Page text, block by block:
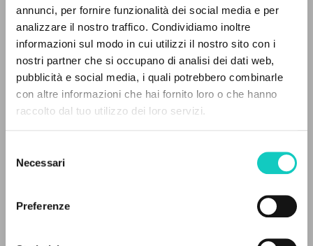
annunci, per fornire funzionalità dei social media e per
analizzare il nostro traffico. Condividiamo inoltre
informazioni sul modo in cui utilizzi il nostro sito con i
nostri partner che si occupano di analisi dei dati web,
pubblicità e social media, i quali potrebbero combinarle
con altre informazioni che hai fornito loro o che hanno
raccolto dal tuo utilizzo dei loro servizi.
delNecessari
Preferenze
2002
0RESULTS FOUND
MORE RESULTS